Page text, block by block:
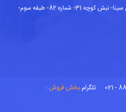
تهران- یوسف آباد- خیابان ابن سینا- نبش کوچه 31- شماره 82- طبقه سوم-
بخش فروش: